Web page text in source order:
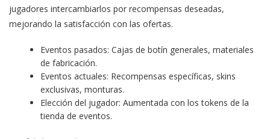
jugadores intercambiarlos por recompensas deseadas,
mejorando la satisfacción con las ofertas.
Eventos pasados: Cajas de botín generales, materiales
de fabricación.
Eventos actuales: Recompensas específicas, skins
exclusivas, monturas.
Elección del jugador: Aumentada con los tokens de la
tienda de eventos.